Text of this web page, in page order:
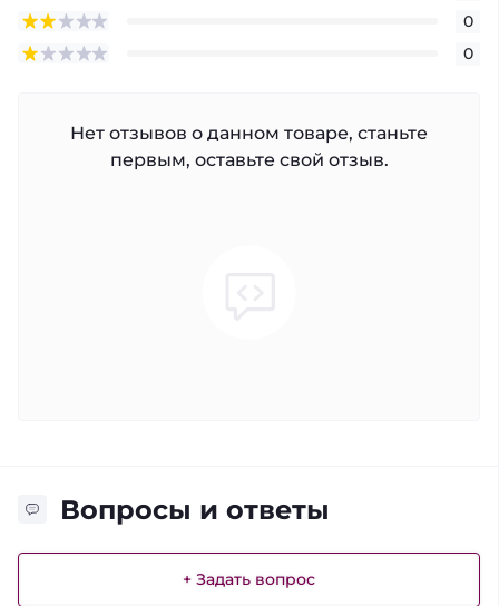
0
0
Нет отзывов о данном товаре, станьте
первым, оставьте свой отзыв.
Вопросы и ответы
+ Задать вопрос